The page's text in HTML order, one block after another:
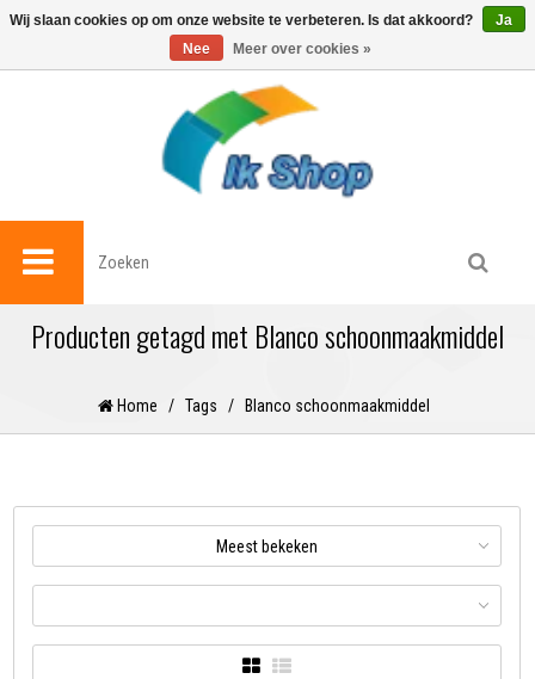
0
Producten getagd met Blanco schoonmaakmiddel
Home / Tags / Blanco schoonmaakmiddel
Meest bekeken
Wij slaan cookies op om onze website te verbeteren. Is dat akkoord?
Ja
Nee
Meer over cookies »